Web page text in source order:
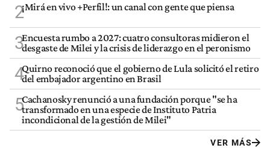
2¡Mirá en vivo +Perfil!: un canal con gente que piensa
3Encuesta rumbo a 2027: cuatro consultoras midieron el
desgaste de Milei y la crisis de liderazgo en el peronismo
4Quirno reconoció que el gobierno de Lula solicitó el retiro
del embajador argentino en Brasil
5Cachanosky renunció a una fundación porque "se ha
transformado en una especie de Instituto Patria
incondicional de la gestión de Milei"
VER MÁS